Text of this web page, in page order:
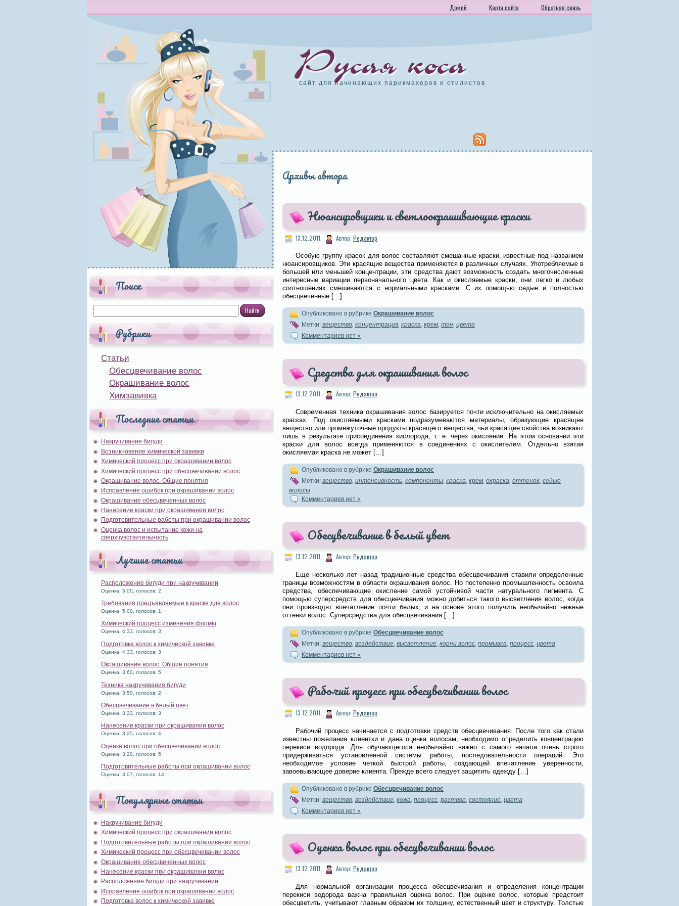
Домой Карта сайта Обратная связь
Русая коса
сайт для начинающих парикмахеров и стилистов
Поиск
Рубрики
Статьи
Обесцвечивание волос
Окрашивание волос
Химзавивка
Последние статьи
Накручивание бигуди
Возникновение химической завивки
Химический процесс при окрашивании волос
Химический процесс при обесцвечивании волос
Окрашивание волос. Общие понятия
Исправление ошибок при окрашивании волос
Окрашивание обесцвеченных волос
Нанесение краски при окрашивании волос
Подготовительные работы при окрашивании волос
Оценка волос и испытание кожи на
сверхчувствительность
Лучшие статьи
Расположение бигуди при накручивании
Оценка: 5,00, голосов: 2
Требования предъявляемые к краске для волос
Оценка: 5,00, голосов: 1
Химический процесс изменения формы
Оценка: 4,33, голосов: 3
Подготовка волос к химической завивке
Оценка: 4,33, голосов: 3
Окрашивание волос. Общие понятия
Оценка: 3,60, голосов: 5
Техника накручивания бигуди
Оценка: 3,50, голосов: 2
Обесцвечивание в белый цвет
Оценка: 3,33, голосов: 3
Нанесение краски при окрашивании волос
Оценка: 3,25, голосов: 4
Оценка волос при обесцвечивании волос
Оценка: 3,20, голосов: 5
Подготовительные работы при окрашивании волос
Оценка: 3,07, голосов: 14
Популярные статьи
Накручивание бигуди
Химический процесс при окрашивании волос
Подготовительные работы при окрашивании волос
Химический процесс при обесцвечивании волос
Окрашивание обесцвеченных волос
Нанесение краски при окрашивании волос
Расположение бигуди при накручивании
Исправление ошибок при окрашивании волос
Подготовка волос к химической завивке
Архивы автора
Нюансировщики и светлоокрашивающие краски
13.12.2011, Автор: Редактор
Особую группу красок для волос составляют смешанные краски, известные под названием
нюансировщиков. Эти красящие вещества применяются в различных случаях. Употребляемые в
большей или меньшей концентрации, эти средства дают возможность создать многочисленные
интересные вариации первоначального цвета. Как и окисляемые краски, они легко в любых
соотношениях смешиваются с нормальными красками. С их помощью седые и полностью
обесцвеченные […]
Опубликовано в рубрике Окрашивание волос
Метки: вещество, концентрация, краска, крем, тон, цвета
Комментариев нет »
Средства для окрашивания волос
13.12.2011, Автор: Редактор
Современная техника окрашивания волос базируется почти исключительно на окисляемых
красках. Под окисляемыми красками подразумеваются материалы, образующие красящее
вещество или промежуточные продукты красящего вещества, чьи красящие свойства возникают
лишь в результате присоединения кислорода, т. е. через окисление. На этом основании эти
краски для волос всегда применяются в соединениях с окислителем. Отдельно взятая
окисляемая краска не может […]
Опубликовано в рубрике Окрашивание волос
Метки: вещество, интенсивность, компоненты, краска, крем, окраска, оттенок, седые
волосы
Комментариев нет »
Обесцвечивание в белый цвет
13.12.2011, Автор: Редактор
Еще несколько лет назад традиционные средства обесцвечивания ставили определенные
границы возможностям в области окрашивания волос. Но постепенно промышленность освоила
средства, обеспечивающие окисление самой устойчивой части натурального пигмента. С
помощью суперсредств для обесцвечивания можно добиться такого высветления волос, когда
они производят впечатление почти белых, и на основе этого получить необычайно нежные
оттенки волос. Суперсредства для обесцвечивания […]
Опубликовано в рубрике Обесцвечивание волос
Метки: вещество, воздействие, высветление, корни волос, промывка, процесс, цвета
Комментариев нет »
Рабочий процесс при обесцвечивании волос
13.12.2011, Автор: Редактор
Рабочий процесс начинается с подготовки средств обесцвечивания. После того как стали
известны пожелания клиентки и дана оценка волосам, необходимо определить концентрацию
перекиси водорода. Для обучающегося необычайно важно с самого начала очень строго
придерживаться установленной системы работы, последовательности операций. Это
необходимое условие четкой быстрой работы, создающей впечатление уверенности,
завоевывающее доверие клиента. Прежде всего следует защитить одежду […]
Опубликовано в рубрике Обесцвечивание волос
Метки: вещество воздействие кожа процесс раствор состояние цвета
Комментариев нет »
Оценка волос при обесцвечивании волос
13.12.2011, Автор: Редактор
Для нормальной организации процесса обесцвечивания и определения концентрации
перекиси водорода важна правильная оценка волос. При оценке волос, которые предстоит
обесцветить, учитывают главным образом их толщину, естественный цвет и структуру. Толстые